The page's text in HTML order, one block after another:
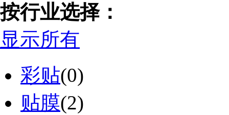
按行业选择：
显示所有
彩贴(0)
贴膜(2)